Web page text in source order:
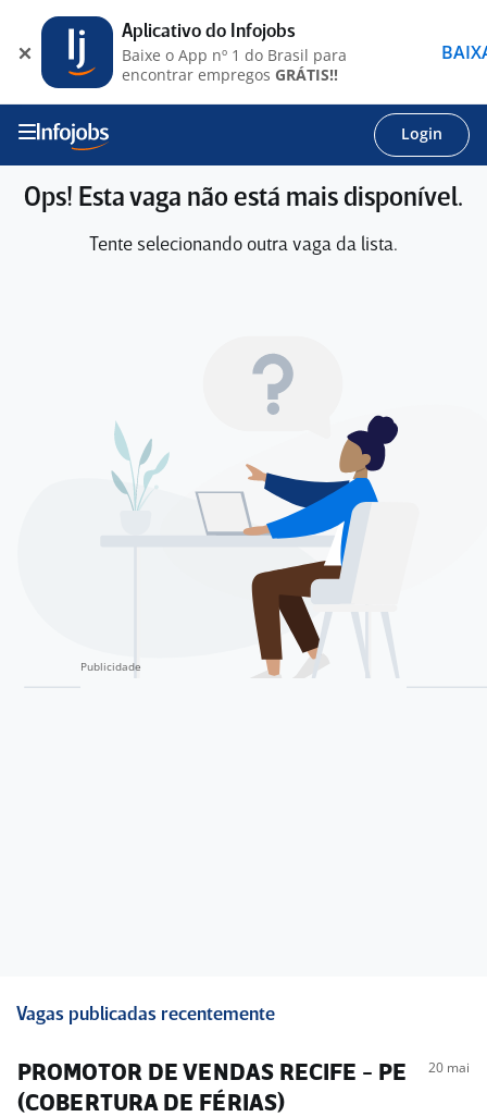
Login
Ops! Esta vaga não está mais disponível.
Tente selecionando outra vaga da lista.
Vagas publicadas recentemente
PROMOTOR DE VENDAS RECIFE - PE
(COBERTURA DE FÉRIAS)
20 mai
Aplicativo do Infojobs
Baixe o App nº 1 do Brasil para
encontrar empregos GRÁTIS!!